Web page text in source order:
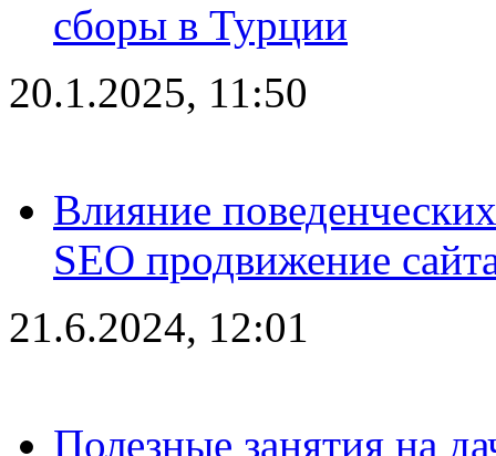
сборы в Турции
20.1.2025, 11:50
Влияние
SEO продвижение
21.6.2024, 12:01
Полезные занятия на